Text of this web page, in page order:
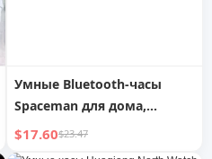
Умные Bluetooth-часы
Spaceman для дома,
креативное радио, TF-
карта, FM-часы, умный
$17.60$23.47